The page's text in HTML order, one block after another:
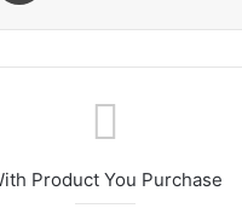
Product You Purchase